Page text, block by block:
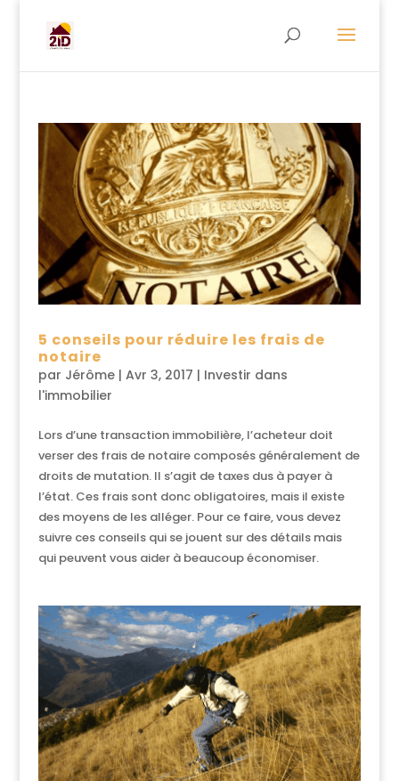
5 conseils pour réduire les frais de
notaire
par Jérôme| Avr 3, 2017 | Investir dans
l'immobilier
Lors d’une transaction immobilière, l’acheteur doit
verser des frais de notaire composés généralement de
droits de mutation. Il s’agit de taxes dus à payer à
l’état. Ces frais sont donc obligatoires, mais il existe
des moyens de les alléger. Pour ce faire, vous devez
suivre ces conseils qui se jouent sur des détails mais
qui peuvent vous aider à beaucoup économiser.